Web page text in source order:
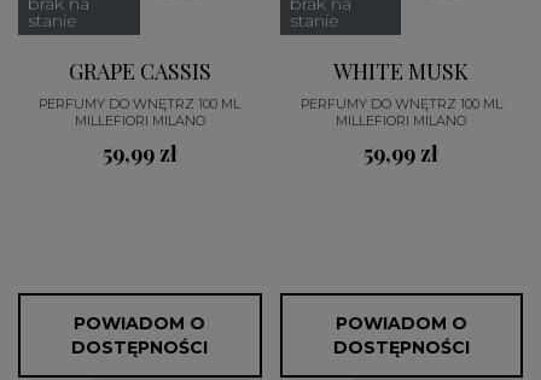
stanie
GRAPE CASSIS
PERFUMY DO WNĘTRZ 100 ML
MILLEFIORI MILANO
59,99 zł
POWIADOM O
DOSTĘPNOŚCI
stanie
WHITE MUSK
PERFUMY DO WNĘTRZ 100 ML
MILLEFIORI MILANO
59,99 zł
POWIADOM O
DOSTĘPNOŚCI